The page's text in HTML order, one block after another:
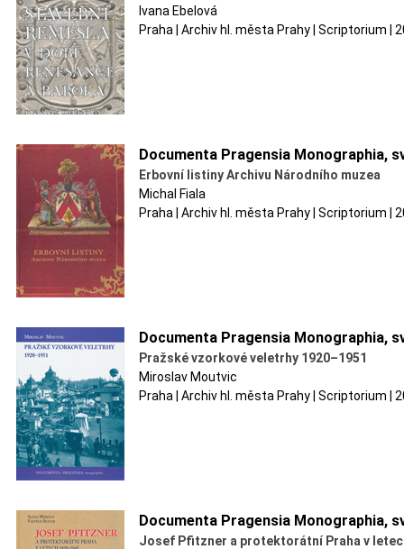
Ivana Ebelová
Praha | Archiv hl. města Prahy | Scriptorium |
Documenta Pragensia Monographia,
Erbovní listiny Archivu Národního muzea
Michal Fiala
Praha | Archiv hl. města Prahy | Scriptorium |
Documenta Pragensia Monographia,
Pražské vzorkové veletrhy 1920–1951
Miroslav Moutvic
Praha | Archiv hl. města Prahy | Scriptorium |
Documenta Pragensia Monographia,
Josef Pfitzner a protektorátní Praha v